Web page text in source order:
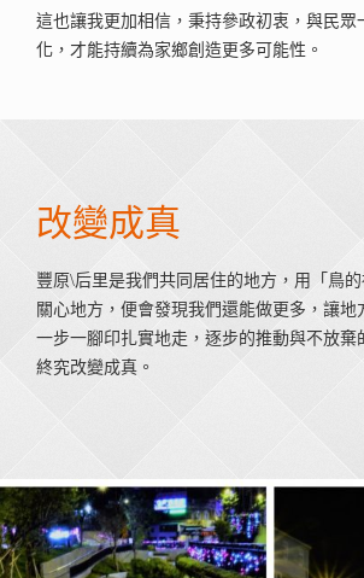
這也讓我更加相信，秉持參政初衷，與民眾
化，才能持續為家鄉創造更多可能性。
改變成真
豐原\后里是我們共同居住的地方，用「鳥
關心地方，便會發現我們還能做更多，讓地
一步一腳印扎實地走，逐步的推動與不放棄
終究改變成真。